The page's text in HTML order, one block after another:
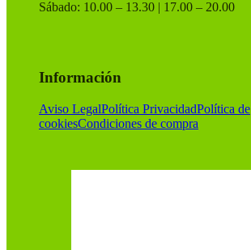
Sábado: 10.00 – 13.30 | 17.00 – 20.00
Información
Aviso LegalPolítica PrivacidadPolítica de
cookiesCondiciones de compra